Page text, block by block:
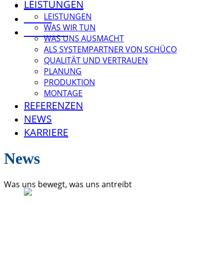
REFERENZEN
NEWS
KARRIERE
LEISTUNGEN
LEISTUNGEN
WAS WIR TUN
WAS UNS AUSMACHT
ALS SYSTEMPARTNER VON SCHÜCO
QUALITÄT UND VERTRAUEN
PLANUNG
PRODUKTION
MONTAGE
REFERENZEN
NEWS
KARRIERE
News
Was uns bewegt, was uns antreibt